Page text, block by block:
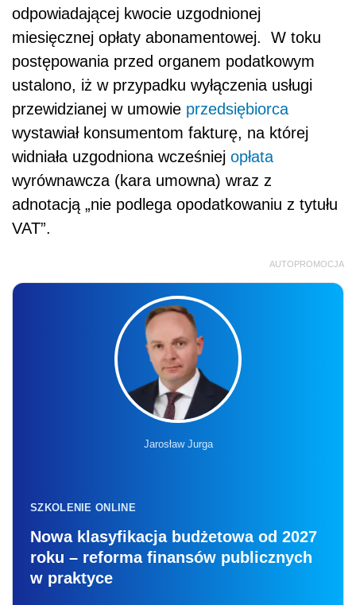
odpowiadającej kwocie uzgodnionej
miesięcznej opłaty abonamentowej. W toku
postępowania przed organem podatkowym
ustalono, iż w przypadku wyłączenia usługi
przewidzianej w umowie przedsiębiorca
wystawiał konsumentom fakturę, na której
widniała uzgodniona wcześniej opłata
wyrównawcza (kara umowna) wraz z
adnotacją „nie podlega opodatkowaniu z tytułu
VAT”.
AUTOPROMOCJA
Jarosław Jurga
SZKOLENIE ONLINE
Nowa klasyfikacja budżetowa od 2027
roku – reforma finansów publicznych
w praktyce